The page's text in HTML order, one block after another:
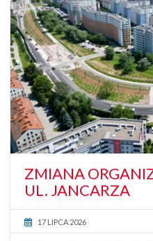
ZMIANA
UL. JANCARZA
17 LIPCA 2026